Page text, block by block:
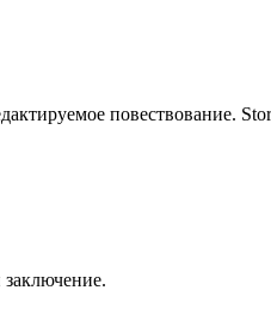
повествование.